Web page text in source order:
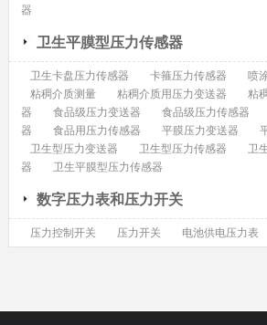
器
卫生平膜型压力传感器
卫生卡盘压力传感器 卡箍压力传感器
喷
粘稠介质测量
粘稠介质用压力变送器
粘
器
食品级压力变送器 食品级压力传感器
器
食品用压力传感器 平膜压力变送器
卫生型压力变送器
卫生型压力传感器
卫
器
卫生平膜型压力传感器
数字压力表和压力开关
压力控制开关 压力开关 电池供电压力表